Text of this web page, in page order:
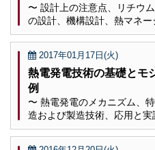
〜 設計上の注意点、リチウ
の設計、機構設計、熱マネ
2017年01月17日(火)
熱電発電技術の基礎とモ
例
〜 熱電発電のメカニズム、
造および製造技術、応用と実